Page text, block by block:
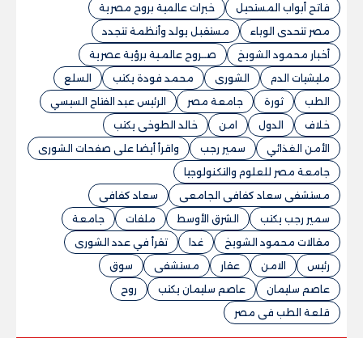
فاتح أبواب المستحيل
خبرات عالمية بروح مصرية
مصر تتحدى الوباء
مستقبل يولد وأنظمة تتجدد
أخبار محمود الشويخ
صــروح عالمـية برؤية عصرية
مليشيات الدم
الشورى محمد فودة يكتب
السلع
الطب
ثورة جامعة مصر
الرئيس عبد الفتاح السيسي
خلاف
الدول امن
خالد الطوخى يكتب
الأمن الغذائي
سمير رجب
واقرأ أيضا على صفحات الشورى
جامعة مصر للعلوم والتكنولوجيا
مستشفى سعاد كفافى الجامعى
سعاد كفافى
سمير رجب يكتب
الشرق الأوسط ملفات
جامعة
مقالات محمود الشويخ
غدا
تقرأ في عدد الشورى
رئيس
الامن عقار مستشفى
سوق
عاصم سليمان
عاصم سليمان يكتب
روح
قلعة الطب فى مصر